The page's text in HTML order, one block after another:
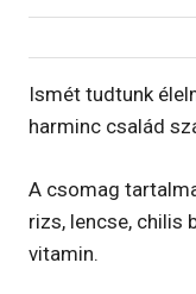
Ismét tudtunk
harminc család
A csomag
rizs, lencse, chilis
vitamin.